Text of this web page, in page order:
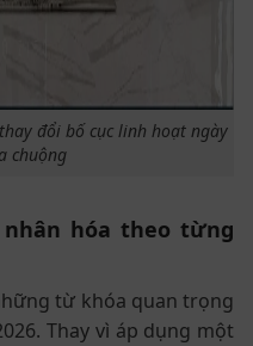
đổi bố cục linh hoạt ngày
chuộng
hóa theo từng
từ khóa quan trọng
Thay vì áp dụng một